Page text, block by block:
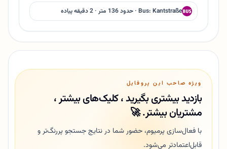
Bus: Kantstraße · حدود 136 متر · 2 دقیقه پیاده
ویژه صاحب این پروفایل
بازدید بیشتری بگیرید ، کلیک‌های بیشتر ،
مشتریان بیشتر. 🚀
با فعال‌سازی پرمیوم، حضور شما در نتایج جستجو پررنگ‌تر و
قابل‌اعتمادتر می‌شود.